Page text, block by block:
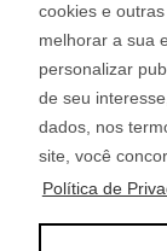
cookies e
melhorar a sua
personalizar
de seu
dados, nos
site, você
Política de
LLAFRAN
Estr. São
Taboão da
CEP: 06765-